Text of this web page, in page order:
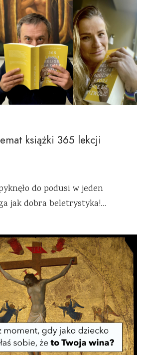
książki 365 lekcji
do podusi w jeden
jak dobra beletrystyka!…